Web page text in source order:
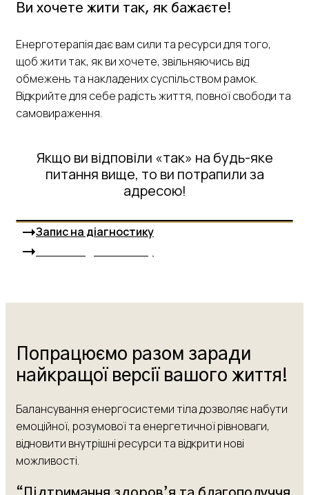
Ви хочете жити так, як бажаєте!
Енерготерапія дає вам сили та ресурси для того,
щоб жити так, як ви хочете, звільняючись від
обмежень та накладених суспільством рамок.
Відкрийте для себе радість життя, повної свободи та
самовираження.
Якщо ви відповіли «так» на будь-яке
питання вище, то ви потрапили за
адресою!
Запис на діагностику
Попрацюємо разом заради
найкращої версії вашого життя!
Балансування енергосистеми тіла дозволяє набути
емоційної, розумової та енергетичної рівноваги,
відновити внутрішні ресурси та відкрити нові
можливості.